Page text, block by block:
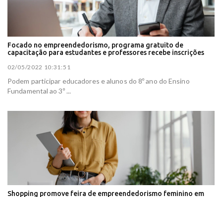
Focado no empreendedorismo, programa gratuito de
capacitação para estudantes e professores recebe inscrições
02/05/2022 10:31:51
Podem participar educadores e alunos do 8º ano do Ensino
Fundamental ao 3º ...
Shopping promove feira de empreendedorismo feminino em